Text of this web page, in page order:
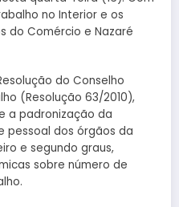
no Interior e os
do Comércio e Nazaré
do Conselho
(Resolução 63/2010),
a padronização da
pessoal dos órgãos da
e segundo graus,
sobre número de